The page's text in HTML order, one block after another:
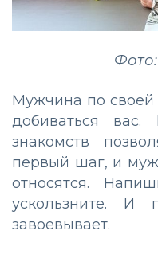
Мужчина по своей
добиваться
знакомств
первый шаг, и
относятся.
ускользните. И
завоевывает.